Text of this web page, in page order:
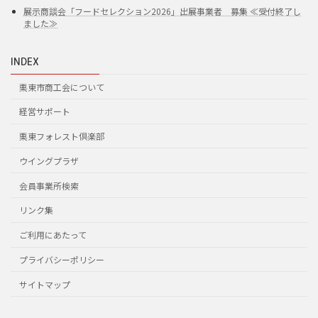
展示商談会「フードセレクション2026」出展事業者 募集 ≪受付終了し
ました≫
INDEX
栗東市商工会について
経営サポート
栗東フォレスト倶楽部
ウイングプラザ
会員事業所検索
リンク集
ご利用にあたって
プライバシーポリシー
サイトマップ